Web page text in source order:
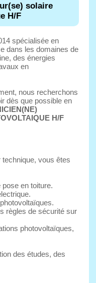
solaire
H/F
spécialisée en
dans les domaines de
des énergies
en
nous recherchons
dès que possible en
H/F
vous êtes
en toiture.
règles de sécurité sur
photovoltaïques,
des études, des